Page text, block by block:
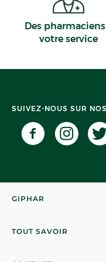
Des
votre service
SUIVEZ-NOUS SUR
GIPHAR
TOUT SAVOIR